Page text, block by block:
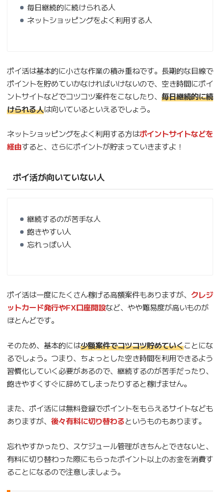
毎日継続的に続けられる人
ネットショッピングをよく利用する人
ポイ活は基本的に小さな作業の積み重ねです。長期的な目線で
ポイントを貯めていかなければいけないので、空き時間にポイ
ントサイトなどでコツコツ案件をこなしたり、 毎日継続的に続
けられる人は向いているといえるでしょう。
ネットショッピングをよく利用する方はポイントサイトなどを
経由すると、さらにポイントが貯まっていきますよ！
ポイ活が向いていない人
継続するのが苦手な人
飽きやすい人
忘れっぽい人
ポイ活は一度にたくさん稼げる高額案件もありますが、 クレジ
ットカード発行やFX口座開設など、やや難易度が高いものが
ほとんどです。
そのため、基本的には少額案件でコツコツ貯めていくことにな
るでしょう。つまり、ちょっとした空き時間を利用できるよう
習慣化していく必要があるので、継続するのが苦手だったり、
飽きやすくすぐに辞めてしまったりすると稼げません。
また、ポイ活には無料登録でポイントをもらえるサイトなども
ありますが、 後々有料に切り替わるというものもあります。
忘れやすかったり、スケジュール管理がきちんとできないと、
有料に切り替わった際にもらったポイント以上のお金を消費す
ることになるので注意しましょう。